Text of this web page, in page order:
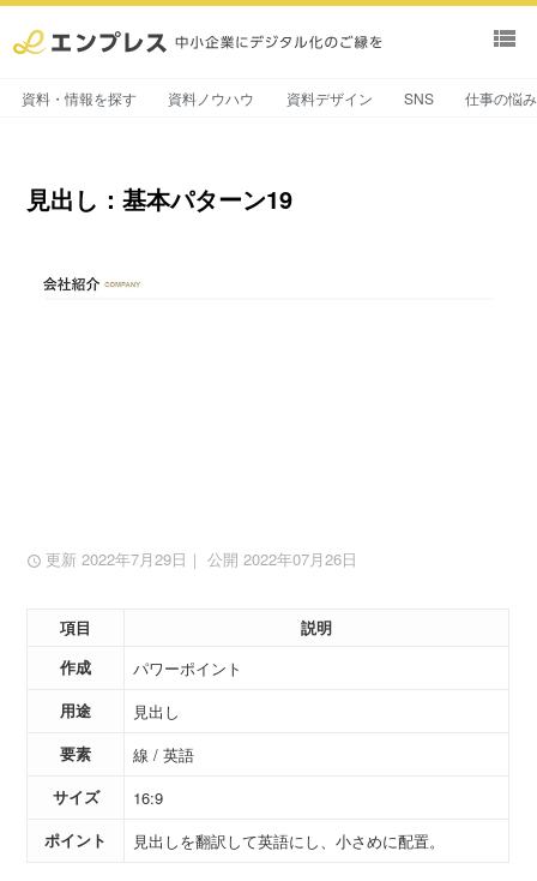
view_list
資料・情報を探す 資料ノウハウ 資料デザイン SNS 仕事の悩
見出し：基本パターン19
更新 2022年7月29日 ｜ 公開 2022年07月26日
項目
説明
作成
パワーポイント
用途
見出し
要素
線 / 英語
サイズ
16:9
ポイント
見出しを翻訳して英語にし、小さめに配置。